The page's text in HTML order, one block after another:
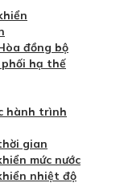
đồng bộ
hạ thế
hành trình
gian
mức nước
nhiệt độ